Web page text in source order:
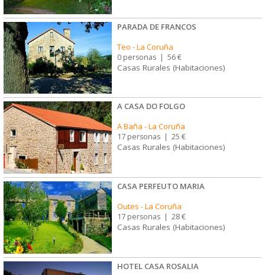
PARADA DE FRANCOS
Teo -La Coruña
0 personas | 56 €
Casas Rurales (Habitaciones)
A CASA DO FOLGO
A Baña -La Coruña
17 personas 25 €
Casas Rurales (Habitaciones)
CASA PERFEUTO MARIA
Outes -La Coruña
17 personas | 28 €
Casas Rurales (Habitaciones)
HOTEL CASA ROSALIA